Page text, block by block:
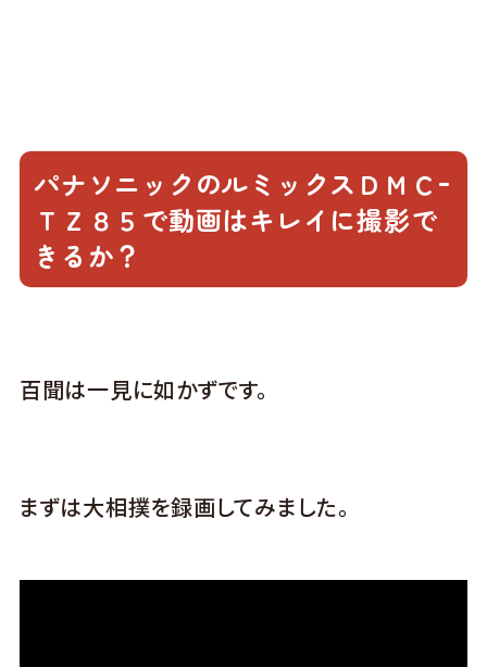
パナソニックのルミックスＤＭＣｰ
ＴＺ８５で動画はキレイに撮影で
きるか？
百聞は一見に如かずです。
まずは大相撲を録画してみました。